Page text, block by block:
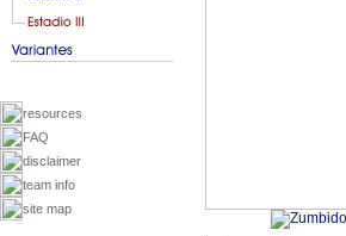
resources
FAQ
disclaimer
team info
site map